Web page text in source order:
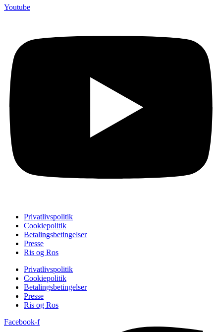
Youtube
Privatlivspolitik
Cookiepolitik
Betalingsbetingelser
Presse
Ris og Ros
Privatlivspolitik
Cookiepolitik
Betalingsbetingelser
Presse
Ris og Ros
Facebook-f